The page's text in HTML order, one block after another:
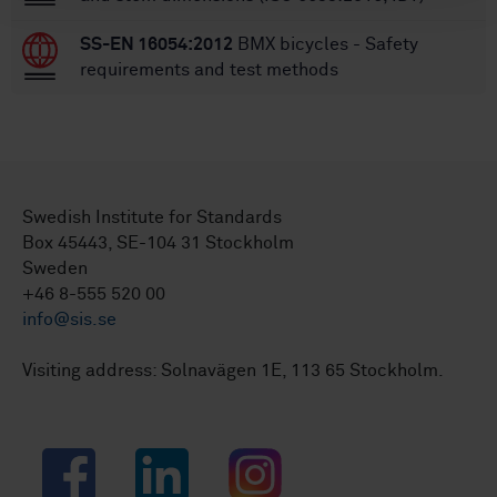
SS-EN 16054:2012 BMX bicycles - Safety
requirements and test methods
Swedish Institute for Standards
Box 45443, SE-104 31 Stockholm
Sweden
+46 8-555 520 00
info@sis.se
Visiting address: Solnavägen 1E, 113 65 Stockholm.
Facebook LinkedIn Instagram